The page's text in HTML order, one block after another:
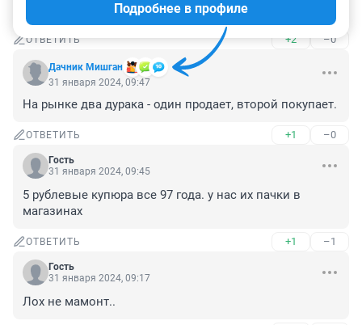
Продам спички. Все из одного коробка 1985 г.
ОТВЕТИТЬ +2 –0
Дачник Мишган
Подробнее в профиле
31 января 2024, 09:47
На рынке два дурака - один продает, второй покупает.
ОТВЕТИТЬ +1 –0
Гость
31 января 2024, 09:45
5 рублевые купюра все 97 года. у нас их пачки в
магазинах
ОТВЕТИТЬ +1 –1
Гость
31 января 2024, 09:17
Лох не мамонт..